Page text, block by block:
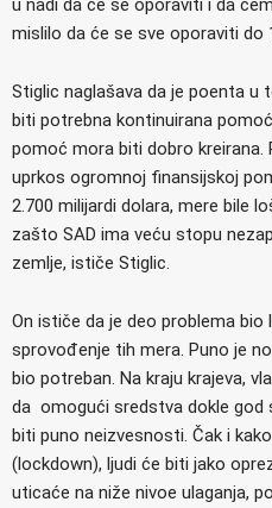
u nadi da će se oporaviti i da
mislilo da će se sve oporaviti do
Stiglic naglašava da je poenta u
biti potrebna kontinuirana
pomoć mora biti dobro
uprkos ogromnoj finansijskoj
2.700 milijardi dolara, mere bile
zašto SAD ima veću stopu
zemlje, ističe Stiglic.
On ističe da je deo problema bio
sprovođenje tih mera. Puno je
bio potreban. Na kraju krajeva,
da omogući sredstva dokle god
biti puno neizvesnosti. Čak i
(lockdown), ljudi će biti jako
uticaće na niže nivoe ulaganja,